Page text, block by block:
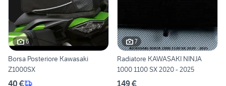
6
Borsa Posteriore Kawasaki
Z1000SX
40 €
7
Radiatore KAWASAKI NINJA
1000 1100 SX 2020 - 2025
149 €